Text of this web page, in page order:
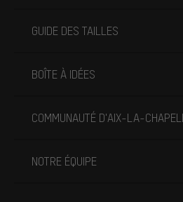
GUIDE DES TAILLES
BOÎTE À IDÉES
COMMUNAUTÉ D'AIX-LA-
NOTRE ÉQUIPE